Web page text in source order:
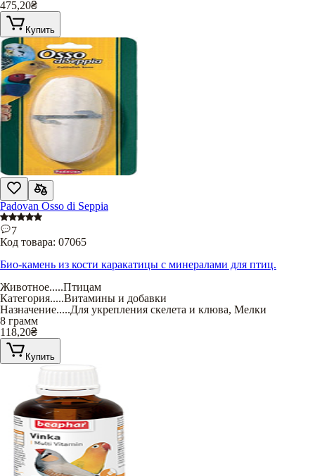
475,20₴
Купить
Padovan Osso di Seppia
7
Код товара: 07065
Био-камень из кости каракатицы с минералами для птиц.
Животное.....Птицам
Категория.....Витамины и добавки
Назначение.....Для укрепления скелета и клюва, Мелки
8 грамм
118,20₴
Купить